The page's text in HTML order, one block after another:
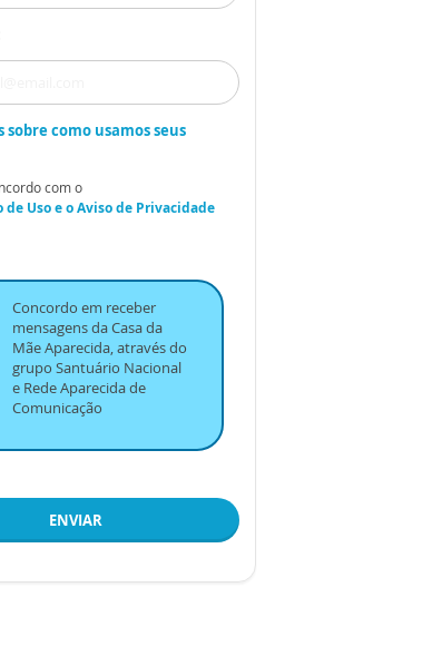
sobre como usamos seus
com o
de Usoe oAviso de Privacidade
Concordo em receber
mensagens da Casa da
Mãe Aparecida, através do
grupo Santuário Nacional
e Rede Aparecida de
Comunicação
ENVIAR